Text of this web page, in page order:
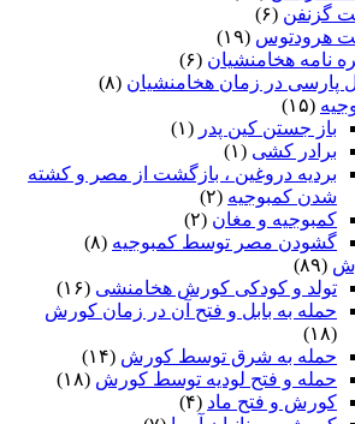
گزنفن (۶)
هرودتوس (۱۹)
نامه هخامنشیان (۶)
پارسی در زمان هخامنشیان (۸)
(۱۵)
باز جستن کین پدر (۱)
برادر کشی (۱)
بردیه دروغین ، بازگشت از مصر و کشته
شدن کمبوجیه (۲)
کمبوجیه و مغان (۲)
گشودن مصر توسط کمبوجیه (۸)
(۸۹)
تولد و کودکی کورش هخامنشی (۱۶)
حمله به بابل و فتح آن در زمان کورش
(۱۸)
حمله به شرق توسط کورش (۱۴)
حمله و فتح لودیه توسط کورش (۱۸)
کورش و فتح ماد (۴)